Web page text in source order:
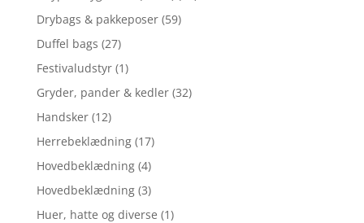
Drybags & pakkeposer (59)
Duffel bags (27)
Festivaludstyr (1)
Gryder, pander & kedler (32)
Handsker (12)
Herrebeklædning (17)
Hovedbeklædning (4)
Hovedbeklædning (3)
Huer, hatte og diverse (1)